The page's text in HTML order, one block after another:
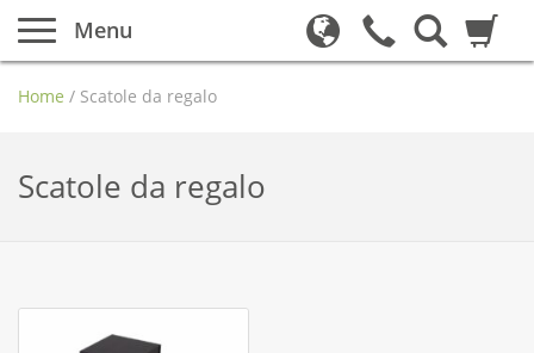
Menu
Home / Scatole da regalo
Scatole da regalo